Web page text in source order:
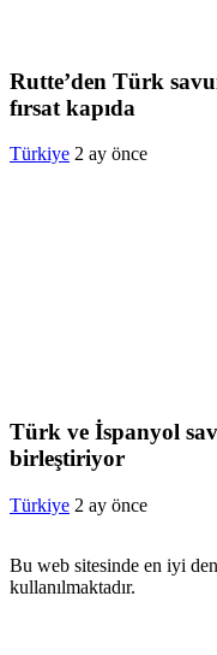
Rutte’den Türk
fırsat kapıda
Türkiye 2 ay önce
Türk ve İspanyol
birleştiriyor
Türkiye 2 ay önce
Bu web sitesinde en iyi
kullanılmaktadır.